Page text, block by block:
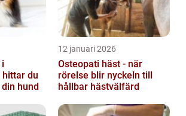
hittar du
hund
12 januari 2026
Osteopati häst - när
rörelse blir nyckeln till
hållbar hästvälfärd